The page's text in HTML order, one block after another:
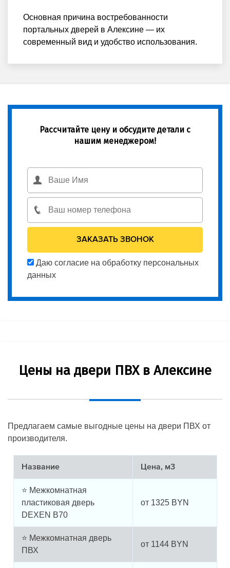
Основная причина востребованности
портальных дверей в Алексине — их
современный вид и удобство использования.
Рассчитайте цену и обсудите детали с
нашим менеджером!
Даю согласие на обработку персональных
данных
Цены на двери ПВХ в Алексине
Предлагаем самые выгодные цены на двери ПВХ от
производителя.
Название Цена, м3
⭐ Межкомнатная
пластиковая дверь
DEXEN B70
от 1325 BYN
⭐ Межкомнатная дверь
ПВХ
от 1144 BYN